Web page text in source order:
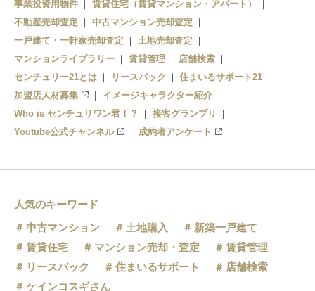
事業投資用物件
賃貸住宅（賃貸マンション・アパート）
不動産売却査定
中古マンション売却査定
一戸建て・一軒家売却査定
土地売却査定
マンションライブラリー
賃貸管理
店舗検索
センチュリー21とは
リースバック
住まいるサポート21
加盟店人材募集
イメージキャラクター紹介
Who is センチュリワン君！？
接客グランプリ
Youtube公式チャンネル
成約者アンケート
人気のキーワード
中古マンション
土地購入
新築一戸建て
賃貸住宅
マンション売却・査定
賃貸管理
リースバック
住まいるサポート
店舗検索
ケインコスギさん